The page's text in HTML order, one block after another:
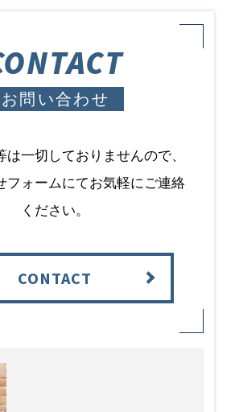
お問い合わせ
一切しておりませんので、
フォームにてお気軽にご連絡
ください。
CONTACT